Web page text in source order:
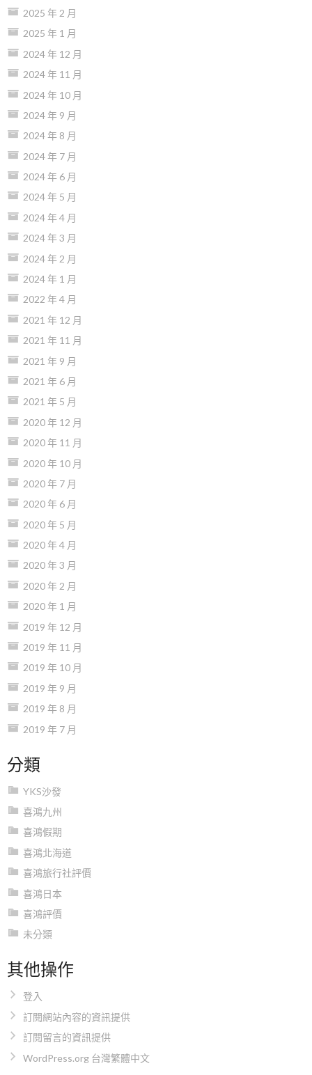
2025 年 2 月
2025 年 1 月
2024 年 12 月
2024 年 11 月
2024 年 10 月
2024 年 9 月
2024 年 8 月
2024 年 7 月
2024 年 6 月
2024 年 5 月
2024 年 4 月
2024 年 3 月
2024 年 2 月
2024 年 1 月
2022 年 4 月
2021 年 12 月
2021 年 11 月
2021 年 9 月
2021 年 6 月
2021 年 5 月
2020 年 12 月
2020 年 11 月
2020 年 10 月
2020 年 7 月
2020 年 6 月
2020 年 5 月
2020 年 4 月
2020 年 3 月
2020 年 2 月
2020 年 1 月
2019 年 12 月
2019 年 11 月
2019 年 10 月
2019 年 9 月
2019 年 8 月
2019 年 7 月
分類
YKS沙發
喜鴻九州
喜鴻假期
喜鴻北海道
喜鴻旅行社評價
喜鴻日本
喜鴻評價
未分類
其他操作
登入
訂閱網站內容的資訊提供
訂閱留言的資訊提供
WordPress.org 台灣繁體中文